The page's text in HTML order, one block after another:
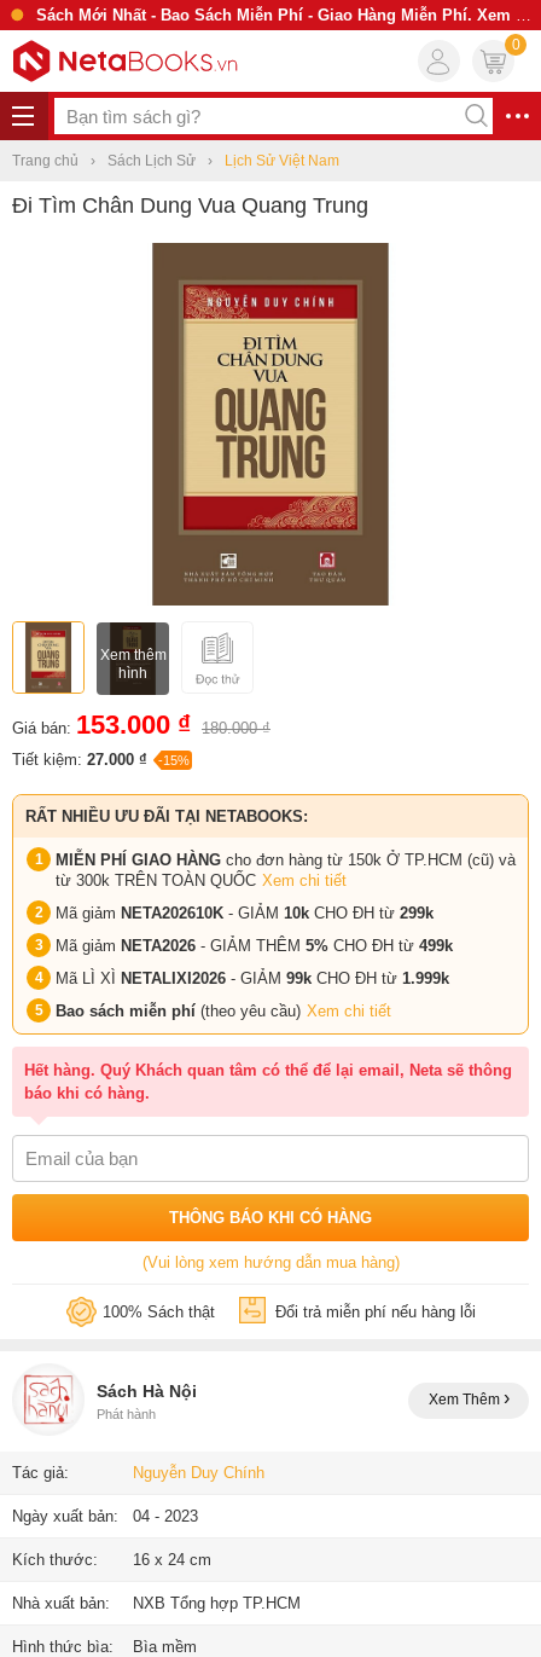
Sách Mới Nhất - Bao Sách Miễn Phí - Giao Hàng Miễn Phí. Xem Ngay
0
Trang chủ Sách Lịch Sử Lịch Sử Việt Nam
Đi Tìm Chân Dung Vua Quang Trung
Xem thêm
hình
Giá bán: 153.000 ₫ 180.000 ₫
Tiết kiệm: 27.000 ₫ -15%
RẤT NHIỀU ƯU ĐÃI TẠI NETABOOKS:
MIỄN PHÍ GIAO HÀNG cho đơn hàng từ 150k Ở TP.HCM (cũ) và
từ 300k TRÊN TOÀN QUỐC Xem chi tiết
Mã giảm NETA202610K - GIẢM 10k CHO ĐH từ 299k
Mã giảm NETA2026 - GIẢM THÊM 5% CHO ĐH từ 499k
Mã LÌ XÌ NETALIXI2026 - GIẢM 99k CHO ĐH từ 1.999k
Bao sách miễn phí (theo yêu cầu) Xem chi tiết
Hết hàng. Quý Khách quan tâm có thể để lại email, Neta sẽ thông
báo khi có hàng.
THÔNG BÁO KHI CÓ HÀNG
(Vui lòng xem hướng dẫn mua hàng)
100% Sách thật Đổi trả miễn phí nếu hàng lỗi
Sách Hà Nội
Phát hành
Xem Thêm
Tác giả: Nguyễn Duy Chính
Ngày xuất bản: 04 - 2023
Kích thước: 16 x 24 cm
Nhà xuất bản: NXB Tổng hợp TP.HCM
Hình thức bìa: Bìa mềm